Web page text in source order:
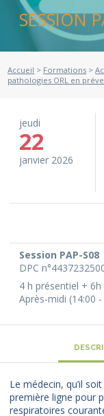
SESSION
Accueil > Formations >
pathologies ORL en
jeudi
22
janvier 2026
Session PAP-S08
DPC
4 h présentiel +
Après-midi (14:00 -
Le médecin, qu’il
première ligne pour
respiratoires